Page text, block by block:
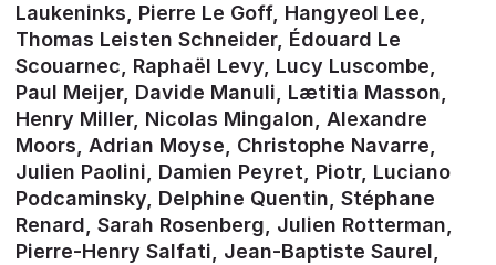
Laukeninks, Pierre Le Goff, Hangyeol Lee,
Thomas Leisten Schneider, Édouard Le
Scouarnec, Raphaël Levy, Lucy Luscombe,
Paul Meijer, Davide Manuli, Lætitia Masson,
Henry Miller, Nicolas Mingalon, Alexandre
Moors, Adrian Moyse, Christophe Navarre,
Julien Paolini, Damien Peyret, Piotr, Luciano
Podcaminsky, Delphine Quentin, Stéphane
Renard, Sarah Rosenberg, Julien Rotterman,
Pierre-Henry Salfati, Jean-Baptiste Saurel,